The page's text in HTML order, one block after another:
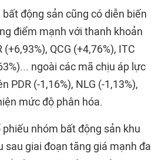
động sản cũng có diễn biến
điểm mạnh với thanh khoản
QCG (+4,76%), ITC
ngoài các mã chịu áp lực
PDR (-1,16%), NLG (-1,13%),
mức độ phân hóa.
nhóm bất động sản khu
sau giai đoạn tăng giá mạnh đa